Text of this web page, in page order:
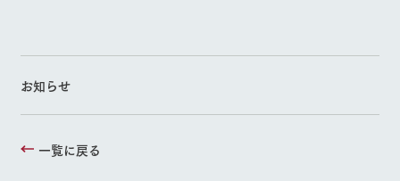
お知らせ
一覧に戻る